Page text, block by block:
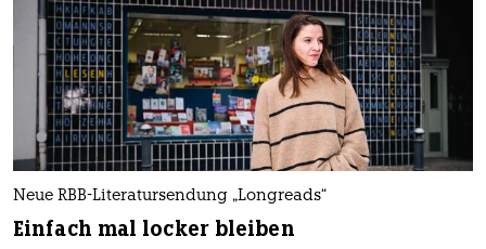
Neue RBB-Literatursendung „Longreads“
Einfach mal locker bleiben